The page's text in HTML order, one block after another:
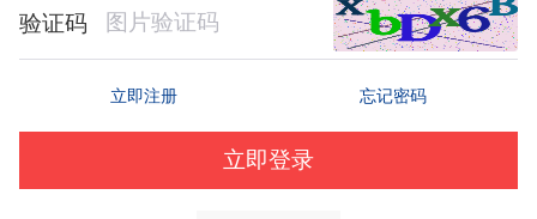
验证码
立即注册 忘记密码
立即登录